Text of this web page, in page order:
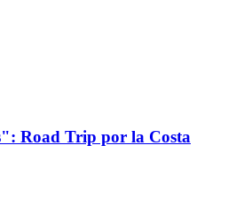
Road Trip por la Costa